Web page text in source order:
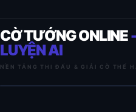
CỜ TƯỚNG ONLINE
LUYỆN AI
NỀN TẢNG THI ĐẤU & GIẢI CỜ THẾ